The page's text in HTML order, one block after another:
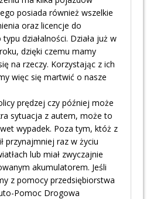
posiada również wszelkie
oraz licencje do
działalności. Działa już w
dzięki czemu mamy
na rzeczy. Korzystając z ich
więc się martwić o nasze
prędzej czy później może
sytuacja z autem, może to
wypadek. Poza tym, któż z
przynajmniej raz w życiu
lub miał zwyczajnie
akumulatorem. Jeśli
z pomocy przedsiębiorstwa
Pomoc Drogowa